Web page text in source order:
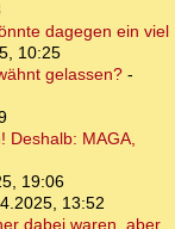
dagegen ein viel
10:25
gelassen?-
Deshalb: MAGA,
19:06
13:52
dabei waren, aber